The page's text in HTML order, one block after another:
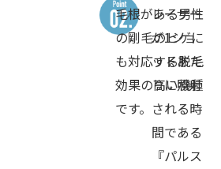
毛根がある男性
の剛毛のヒゲに
も対応する脱毛
効果の高い機種
です。
レーザー
が1ショ
ットあた
りに照射
される時
間である
『パルス